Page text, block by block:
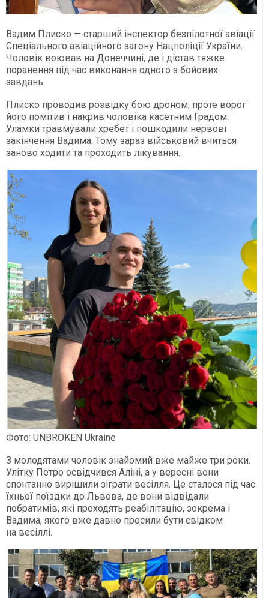
Вадим Плиско — старший інспектор безпілотної авіації
Спеціального авіаційного загону Нацполіції України.
Чоловік воював на Донеччині, де і дістав тяжке
поранення під час виконання одного з бойових
завдань.
Плиско проводив розвідку бою дроном, проте ворог
його помітив і накрив чоловіка касетним Градом.
Уламки травмували хребет і пошкодили нервові
закінчення Вадима. Тому зараз військовий вчиться
заново ходити та проходить лікування.
Фото: UNBROKEN Ukraine
З молодятами чоловік знайомий вже майже три роки.
Улітку Петро освідчився Аліні, а у вересні вони
спонтанно вирішили зіграти весілля. Це сталося під час
їхньої поїздки до Львова, де вони відвідали
побратимів, які проходять реабілітацію, зокрема і
Вадима, якого вже давно просили бути свідком
на весіллі.